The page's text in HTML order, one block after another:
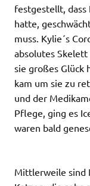
festgestellt,
hatte,
muss. Kylie´s
absolutes Skelett
sie großes Glück
kam um sie zu
und der
Pflege, ging es
waren bald
Mittlerweile sind